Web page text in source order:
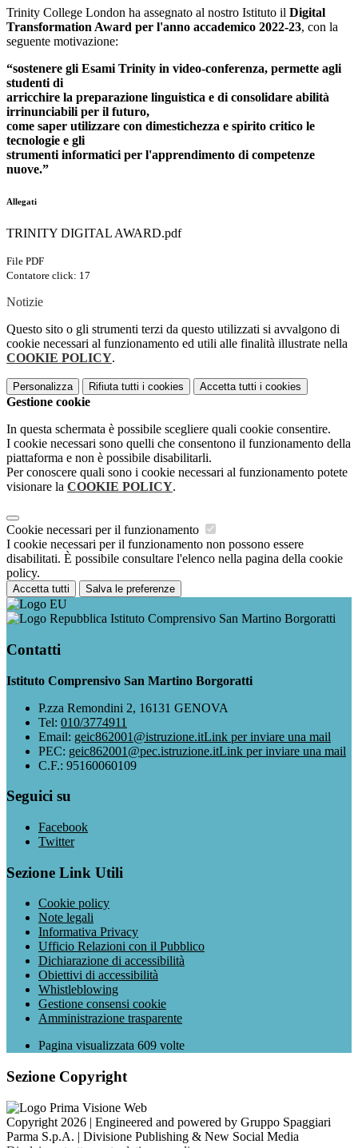
Trinity College London ha assegnato al nostro Istituto il Digital
Transformation Award per l'anno accademico 2022-23, con la
seguente motivazione:
“sostenere gli Esami Trinity in video-conferenza, permette agli
studenti di
arricchire la preparazione linguistica e di consolidare abilità
irrinunciabili per il futuro,
come saper utilizzare con dimestichezza e spirito critico le
tecnologie e gli
strumenti informatici per l'apprendimento di competenze
nuove.”
Allegati
TRINITY DIGITAL AWARD.pdf
File PDF
Contatore click: 17
Notizie
Questo sito o gli strumenti terzi da questo utilizzati si avvalgono di
cookie necessari al funzionamento ed utili alle finalità illustrate nella
COOKIE POLICY.
Personalizza Rifiuta tutti i cookies Accetta tutti i cookies
Gestione cookie
In questa schermata è possibile scegliere quali cookie consentire.
I cookie necessari sono quelli che consentono il funzionamento della
piattaforma e non è possibile disabilitarli.
Per conoscere quali sono i cookie necessari al funzionamento potete
visionare la COOKIE POLICY.
Cookie necessari per il funzionamento
I cookie necessari per il funzionamento non possono essere
disabilitati. È possibile consultare l'elenco nella pagina della cookie
policy.
Accetta tutti Salva le preferenze
Istituto Comprensivo San Martino Borgoratti
Contatti
Istituto Comprensivo San Martino Borgoratti
P.zza Remondini 2, 16131 GENOVA
Tel: 010/3774911
Email: geic862001@istruzione.itLink per inviare una mail
PEC: geic862001@pec.istruzione.itLink per inviare una mail
C.F.: 95160060109
Seguici su
Facebook
Twitter
Sezione Link Utili
Cookie policy
Note legali
Informativa Privacy
Ufficio Relazioni con il Pubblico
Dichiarazione di accessibilità
Obiettivi di accessibilità
Whistleblowing
Gestione consensi cookie
Amministrazione trasparente
Pagina visualizzata 609 volte
Sezione Copyright
Copyright 2026 | Engineered and powered by Gruppo Spaggiari
Parma S.p.A. | Divisione Publishing & New Social Media